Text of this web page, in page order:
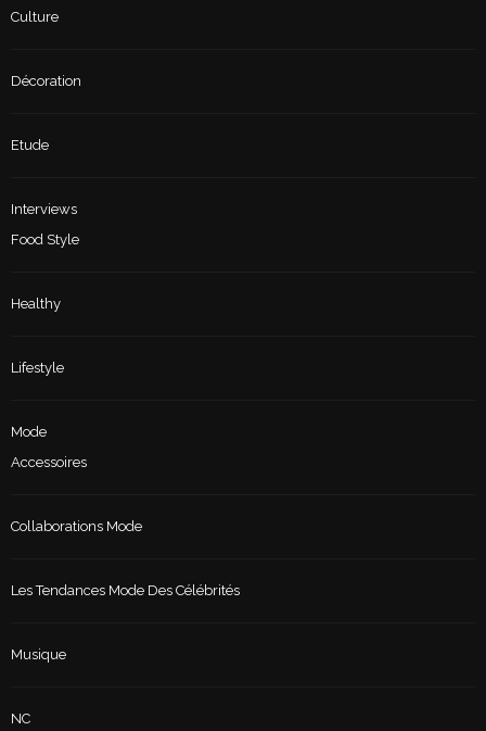
Culture
Décoration
Etude
Interviews
Food Style
Healthy
Lifestyle
Mode
Accessoires
Collaborations Mode
Les Tendances Mode Des Célébrités
Musique
NC